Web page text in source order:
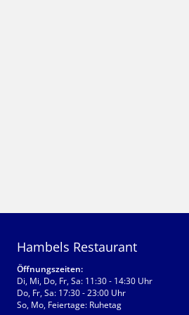
Hambels Restaurant
Öffnungszeiten:
Di, Mi, Do, Fr, Sa: 11:30 - 14:30 Uhr
Do, Fr, Sa: 17:30 - 23:00 Uhr
So, Mo, Feiertage: Ruhetag